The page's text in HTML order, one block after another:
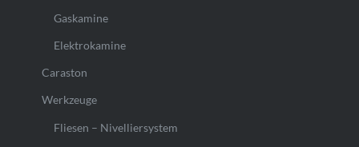
Gaskamine
Elektrokamine
Caraston
Werkzeuge
Fliesen – Nivelliersystem